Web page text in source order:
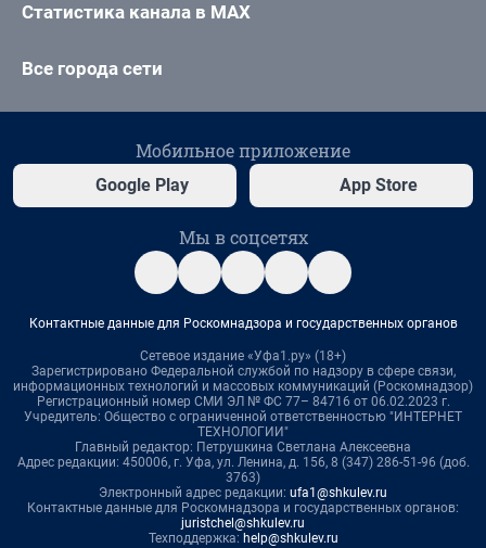
Статистика канала в MAX
Все города сети
Мобильное приложение
Google Play App Store
Мы в соцсетях
Контактные данные для Роскомнадзора и государственных органов
Сетевое издание «Уфа1.ру» (18+)
Зарегистрировано Федеральной службой по надзору в сфере связи,
информационных технологий и массовых коммуникаций (Роскомнадзор)
Регистрационный номер СМИ ЭЛ № ФС 77– 84716 от 06.02.2023 г.
Учредитель: Общество с ограниченной ответственностью "ИНТЕРНЕТ
ТЕХНОЛОГИИ"
Главный редактор: Петрушкина Светлана Алексеевна
Адрес редакции: 450006, г. Уфа, ул. Ленина, д. 156, 8 (347) 286-51-96 (доб.
3763)
Электронный адрес редакции: ufa1@shkulev.ru
Контактные данные для Роскомнадзора и государственных органов:
juristchel@shkulev.ru
Техподдержка: help@shkulev.ru